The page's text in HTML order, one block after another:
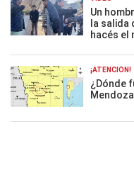
Un
la salida
hacés el
¡ATENCIÓN!
¿Dónde